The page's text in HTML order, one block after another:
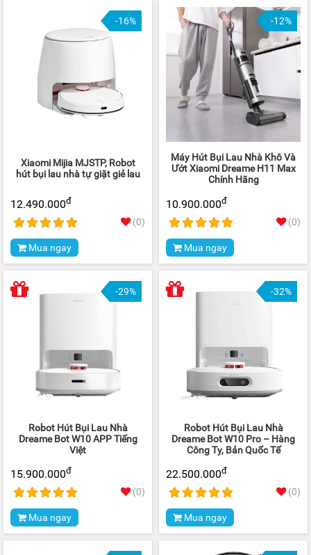
-16%
Xiaomi Mijia MJSTP, Robot
hút bụi lau nhà tự giặt giẻ lau
12.490.000đ
(0)
Mua ngay
-12%
Máy Hút Bụi Lau Nhà Khô Và
Ướt Xiaomi Dreame H11 Max
Chính Hãng
10.900.000đ
(0)
Mua ngay
-29%
Robot Hút Bụi Lau Nhà
Dreame Bot W10 APP Tiếng
Việt
15.900.000đ
(0)
Mua ngay
-32%
Robot Hút Bụi Lau Nhà
Dreame Bot W10 Pro – Hàng
Công Ty, Bản Quốc Tế
22.500.000đ
(0)
Mua ngay